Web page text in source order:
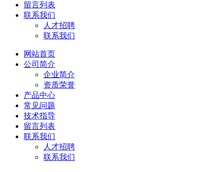
留言列表
联系我们
人才招聘
联系我们
网站首页
公司简介
企业简介
资质荣誉
产品中心
常见问题
技术指导
留言列表
联系我们
人才招聘
联系我们